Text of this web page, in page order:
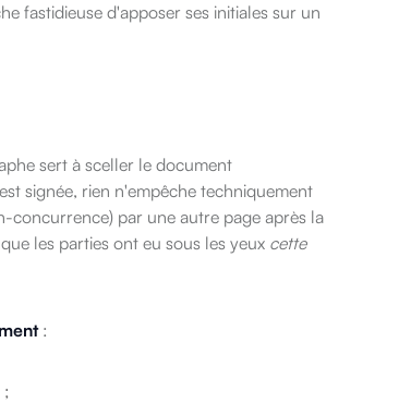
fastidieuse d'apposer ses initiales sur un
sert à sceller le document
signée, rien n'empêche techniquement
concurrence) par une autre page après la
les parties ont eu sous les yeux cette
:
;